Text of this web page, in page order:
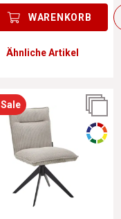
WARENKORB
Ähnliche Artikel
Sale